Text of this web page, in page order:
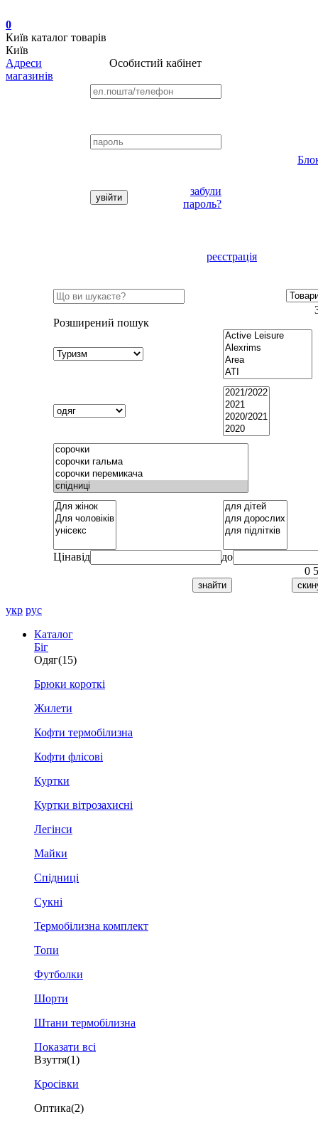
0
Київ каталог товарів
Київ
Адреси
магазинів
Особистий кабінет
забули
пароль?
реєстрація
Розширений пошук
Цінавід
до
0
укр рус
Каталог
Біг
Одяг(15)
Брюки короткі
Жилети
Кофти термобілизна
Кофти флісові
Куртки
Куртки вітрозахисні
Легінси
Майки
Спідниці
Сукні
Термобілизна комплект
Топи
Футболки
Шорти
Штани термобілизна
Показати всі
Взуття(1)
Кросівки
Оптика(2)